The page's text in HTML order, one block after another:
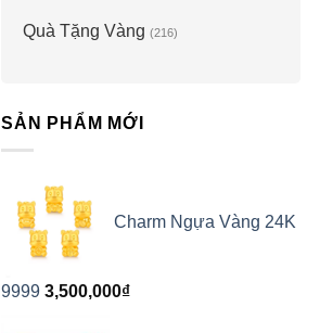
Quà Tặng Vàng (216)
SẢN PHẨM MỚI
Charm Ngựa Vàng 24K
9999 3,500,000₫